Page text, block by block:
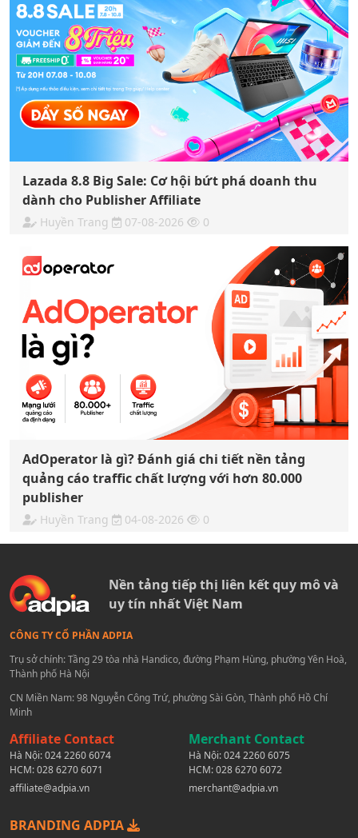
Lazada 8.8 Big Sale: Cơ hội bứt phá doanh thu
dành cho Publisher Affiliate
Huyền Trang 07-08-2026 0
AdOperator là gì? Đánh giá chi tiết nền tảng
quảng cáo traffic chất lượng với hơn 80.000
publisher
Huyền Trang 04-08-2026 0
Nền tảng tiếp thị liên kết quy mô và
uy tín nhất Việt Nam
CÔNG TY CỔ PHẦN ADPIA
Trụ sở chính: Tầng 29 tòa nhà Handico, đường Phạm Hùng, phường Yên Hoà,
Thành phố Hà Nội
CN Miền Nam: 98 Nguyễn Công Trứ, phường Sài Gòn, Thành phố Hồ Chí
Minh
Affiliate Contact
Hà Nội:024 2260 6074
HCM:028 6270 6071
affiliate@adpia.vn
Merchant Contact
Hà Nội:024 2260 6075
HCM:028 6270 6072
merchant@adpia.vn
BRANDING ADPIA